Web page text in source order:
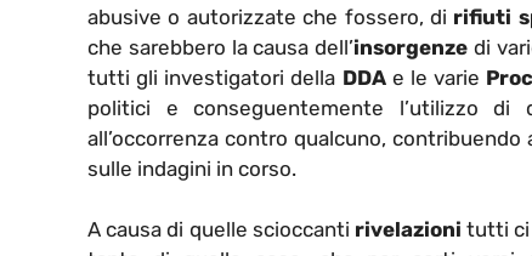
abusive o autorizzate che fossero, di rifiuti
che sarebbero la causa dell’insorgenze di
tutti gli investigatori della DDAe le varie
politici e conseguentemente l’utilizzo di
all’occorrenza contro qualcuno,
sulle indagini in corso.
A causa di quelle scioccanti rivelazioni tutti ci